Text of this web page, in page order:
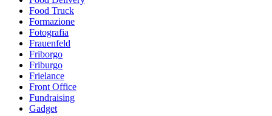
Food Truck
Formazione
Fotografia
Frauenfeld
Friborgo
Friburgo
Frielance
Front Office
Fundraising
Gadget